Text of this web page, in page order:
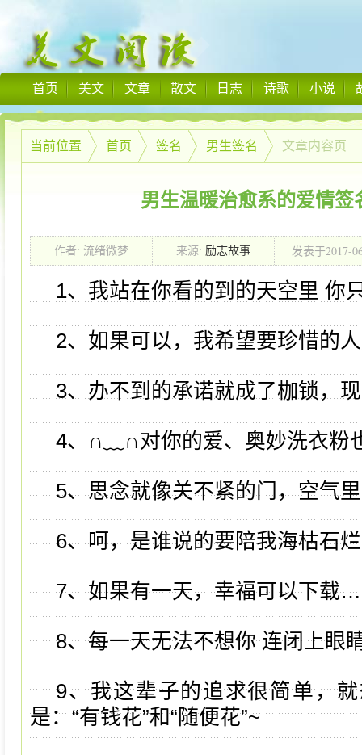
首页 美文 文章 散文 日志 诗歌 小说
当前位置 首页 签名 男生签名 文章内容页
男生温暖治愈系的爱情签
作者: 流绪微梦 来源: 励志故事 发表于2017-
00:00:00
1、我站在你看的到的天空里 你
2、如果可以，我希望要珍惜的
3、办不到的承诺就成了枷锁，
4、∩﹏∩对你的爱、奥妙洗衣粉
5、思念就像关不紧的门，空气
6、呵，是谁说的要陪我海枯石烂
7、如果有一天，幸福可以下载
8、每一天无法不想你 连闭上眼
9、我这辈子的追求很简单，
是：“有钱花”和“随便花”~